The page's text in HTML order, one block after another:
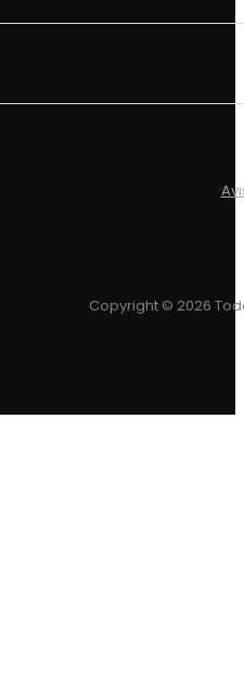
Copyright © 2026